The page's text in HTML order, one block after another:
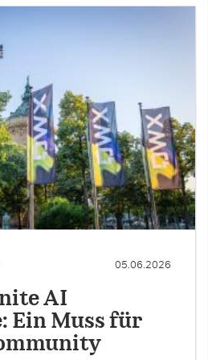
05.06.2026
AI
Ein Muss für